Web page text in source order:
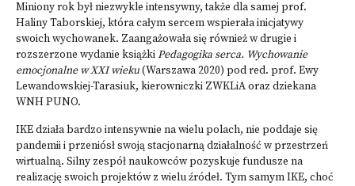
Miniony rok był niezwykle intensywny, także dla samej prof.
Haliny Taborskiej, która całym sercem wspierała inicjatywy
swoich wychowanek. Zaangażowała się również w drugie i
rozszerzone wydanie książkiPedagogika serca. Wychowanie
emocjonalne w XXI wieku(Warszawa 2020) pod red. prof. Ewy
Lewandowskiej-Tarasiuk, kierowniczki ZWKLiA oraz dziekana
WNH PUNO.
IKE działa bardzo intensywnie na wielu polach, nie poddaje się
pandemii i przeniósł swoją stacjonarną działalność w przestrzeń
wirtualną. Silny zespół naukowców pozyskuje fundusze na
realizację swoich projektów z wielu źródeł. Tym samym IKE, choć